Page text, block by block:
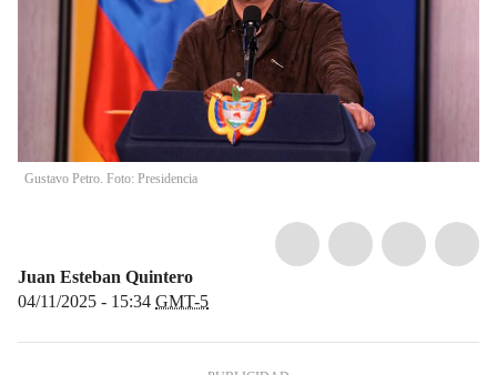
Gustavo Petro. Foto: Presidencia
Juan Esteban Quintero
04/11/2025 - 15:34 GMT-5